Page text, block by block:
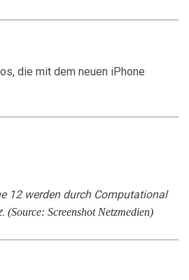
die mit dem neuen iPhone
12 werden durch Computational
(Source: Screenshot Netzmedien)